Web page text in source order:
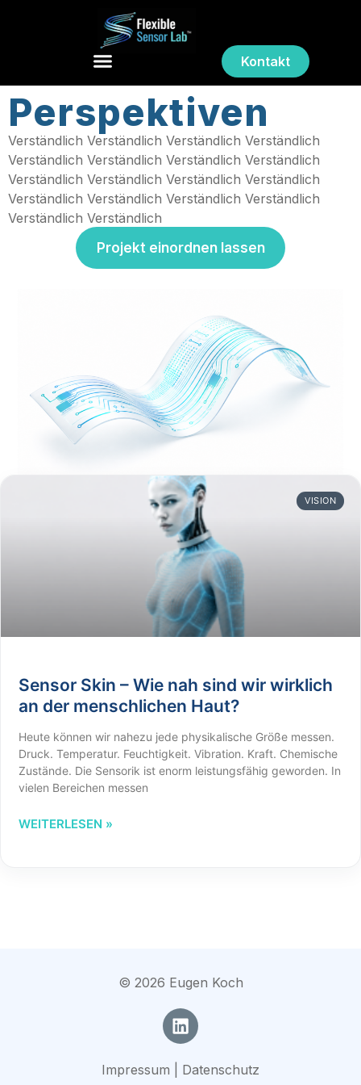
Kontakt
Perspektiven
Verständlich Verständlich Verständlich Verständlich
Verständlich Verständlich Verständlich Verständlich
Verständlich Verständlich Verständlich Verständlich
Verständlich Verständlich Verständlich Verständlich
Verständlich Verständlich
Projekt einordnen lassen
VISION
Sensor Skin – Wie nah sind wir wirklich
an der menschlichen Haut?
Heute können wir nahezu jede physikalische Größe messen.
Druck. Temperatur. Feuchtigkeit. Vibration. Kraft. Chemische
Zustände. Die Sensorik ist enorm leistungsfähig geworden. In
vielen Bereichen messen
WEITERLESEN »
© 2026 Eugen Koch
Impressum | Datenschutz